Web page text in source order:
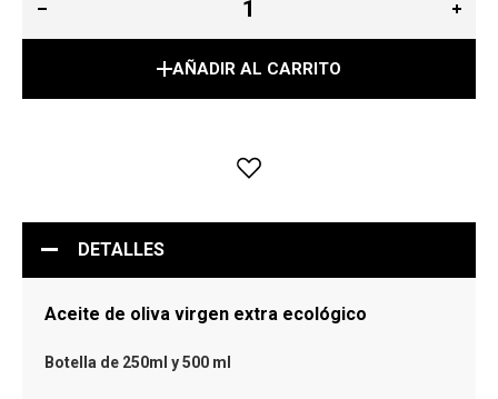
AÑADIR AL CARRITO
DETALLES
Aceite de oliva virgen extra ecológico
Botella de 250ml y 500 ml